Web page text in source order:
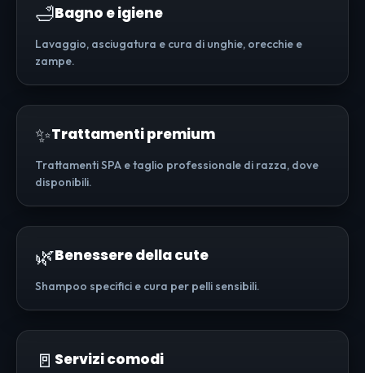
🛁Bagno e igiene
Lavaggio, asciugatura e cura di unghie, orecchie e
zampe.
✨Trattamenti premium
Trattamenti SPA e taglio professionale di razza, dove
disponibili.
🌿Benessere della cute
Shampoo specifici e cura per pelli sensibili.
🚪 Servizi comodi